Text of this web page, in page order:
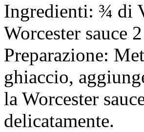
Ingredienti: ¾ di
Worcester sauce
Preparazione:
ghiaccio,
la Worcester
delicatamente.